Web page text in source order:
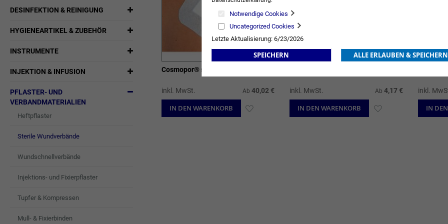
Cosmopor® steril
inkl. MwSt. Ab40,02 €
IN DEN WARENKORB
inkl. MwSt. Ab 4,17 €
IN DEN WARENKORB ZUR
inkl.
IN
DESINFEKTION & REINIGUNG
HYGIENEARTIKEL & ZUBEHÖR
INSTRUMENTE
INJEKTION & INFUSION
PFLASTER- UND
VERBANDMATERIALIEN
Heftpflaster
Sterile Wundverbände
Wundschnellverbände
Injektions- und Fixierpflaster
Tupfer & Kompressen
Mull- & Fixierbinden
Notwendige Cookies
Uncategorized Cookies
Letzte Aktualisierung: 6/23/2026
SPEICHERN ALLE ERLAUBEN & SPEICHERN